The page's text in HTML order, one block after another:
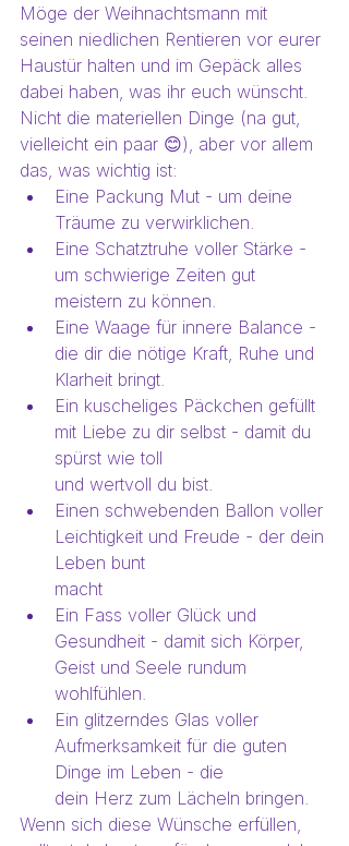
Möge der Weihnachtsmann mit
seinen niedlichen Rentieren vor eurer
Haustür halten und im Gepäck alles
dabei haben, was ihr euch wünscht.
Nicht die materiellen Dinge (na gut,
vielleicht ein paar 😊), aber vor allem
das, was wichtig ist:
Eine Packung Mut - um deine
Träume zu verwirklichen.
Eine Schatztruhe voller Stärke -
um schwierige Zeiten gut
meistern zu können.
Eine Waage für innere Balance -
die dir die nötige Kraft, Ruhe und
Klarheit bringt.
Ein kuscheliges Päckchen gefüllt
mit Liebe zu dir selbst - damit du
spürst wie toll
und wertvoll du bist.
Einen schwebenden Ballon voller
Leichtigkeit und Freude - der dein
Leben bunt
macht
Ein Fass voller Glück und
Gesundheit - damit sich Körper,
Geist und Seele rundum
wohlfühlen.
Ein glitzerndes Glas voller
Aufmerksamkeit für die guten
Dinge im Leben - die
dein Herz zum Lächeln bringen.
Wenn sich diese Wünsche erfüllen,